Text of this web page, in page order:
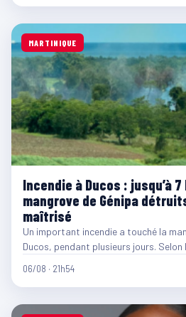
MARTINIQUE
Incendie à Ducos : jusqu’à
mangrove de Génipa
maîtrisé
Un important incendie a touché la
Ducos, pendant plusieurs jours.
06/08 · 21h54